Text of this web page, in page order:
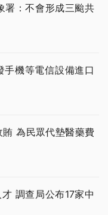
署：不會形成三颱共
機等電信設備進口
為民眾代墊醫藥費
調查局公布17家中